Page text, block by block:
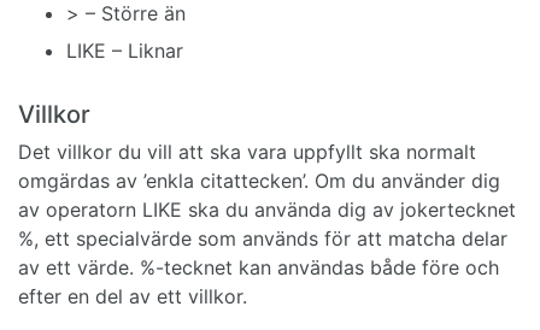
> – Större än
LIKE – Liknar
Villkor
Det villkor du vill att ska vara uppfyllt ska normalt
omgärdas av ’enkla citattecken’. Om du använder dig
av operatorn LIKE ska du använda dig av jokertecknet
%, ett specialvärde som används för att matcha delar
av ett värde. %-tecknet kan användas både före och
efter en del av ett villkor.